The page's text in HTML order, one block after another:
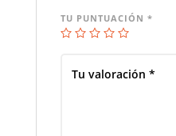
TU PUNTUACIÓN *